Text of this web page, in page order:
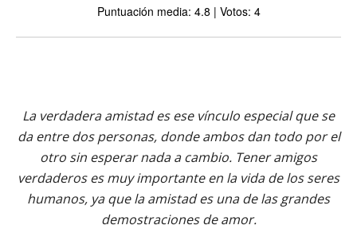
Puntuación media: 4.8 | Votos: 4
La verdadera amistad es ese vínculo especial que se
da entre dos personas, donde ambos dan todo por el
otro sin esperar nada a cambio. Tener amigos
verdaderos es muy importante en la vida de los seres
humanos, ya que la amistad es una de las grandes
demostraciones de amor.